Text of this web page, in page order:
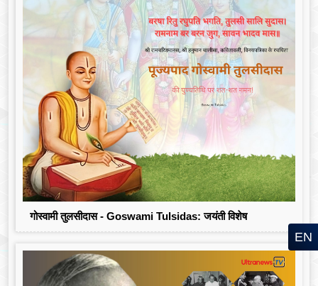
गोस्वामी तुलसीदास - Goswami Tulsidas: जयंती विशेष
EN